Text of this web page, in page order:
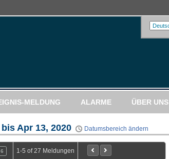
MELDUNG ALARME ÜBER UNS
Apr 13, 2020 Datumsbereich ändern
6 1-5 of 27 Meldungen